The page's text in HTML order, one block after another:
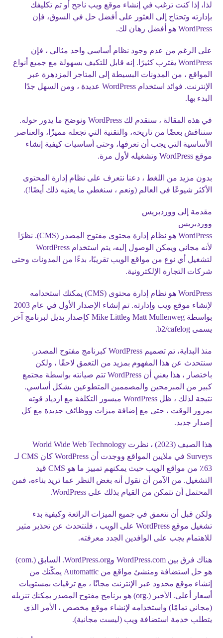
لذا، إذا كنت ترغب في إنشاء موقع ويب ناجح أو تم تكليفك
بإدارته وتحتاج إلى العثور على أفضل حل في السوق، فإن
WordPress هو أفضل رهان لك.
على الرغم من عدم وجود نظام أساسي واحد مثالي ، فإن
WordPress يقترب كثيرًا. إنه قابل للتكيف بسهولة مع جميع أنواع
المواقع ، من المدونات البسيطة إلى المتاجر المزدهرة عبر
الإنترنت. فوائد استخدام WordPress عديدة ، ومن السهل جدًا
البدء بها.
في هذه المقالة ، سنقدم لك WordPress ونوضح ما يدور حوله.
سنناقش بعضًا من تاريخه، والتقنية التي تجعله مميزًا، والعناصر
الأساسية التي يجب أن تعرفها، وحتى أساسيات كيفية إنشاء
موقع WordPress وتشغيله لأول مرة.
بدون مزيد من اللغط ، دعنا نتعرف على نظام إدارة المحتوى
الأكثر شيوعًا في العالم (ونعم ، سنغطي ما يعنيه ذلك أيضًا!).
مقدمة إلى ووردبريس
ووردبريس
WordPress هو نظام إدارة محتوى مفتوح المصدر (CMS). نظرًا
لأنه مجاني ويمكن الوصول إليه، يتم استخدام WordPress
لتشغيل أي نوع من مواقع الويب تقريبًا، بدءًا من المدونات وحتى
شركات التجارة الإلكترونية.
WordPress هو نظام إدارة محتوى (CMS) يمكنك استخدامه
لإنشاء موقع ويب وإدارته. تم إنشاء الإصدار الأول في عام 2003
بواسطة Matt Mullenweg وMike Little كإصدار بديل لبرنامج آخر
يسمى b2/cafelog.
منذ البداية، تم تصميم WordPress كبرنامج مفتوح المصدر.
سنتحدث عن هذا المفهوم بمزيد من التعمق لاحقًا ، ولكن
باختصار ، هذا يعني أن WordPress تتم صيانته بواسطة مجتمع
كبير من المبرمجين والمصممين المتطوعين بشكل أساسي.
نتيجة لذلك ، ظل WordPress ميسور التكلفة مع ازدياد قوته
بمرور الوقت ، حتى مع إضافة ميزات ووظائف جديدة مع كل
إصدار جديد.
هذا الصيف (2023) ، نظرت World Wide Web Technology
Surveys في ملايين المواقع ووجدت أن WordPress كان CMS لـ
63٪ من مواقع الويب حيث يمكنهم تمييز ما هو CMS قيد
التشغيل. من الآمن أن نقول أنه بغض النظر عما تريد بناءه، فمن
المحتمل أن تتمكن من القيام بذلك على WordPress.
ولكن قبل أن نتعمق في جميع الميزات الرائعة وكيفية بدء
تشغيل موقع WordPress على الويب ، فلنتحدث عن تحذير مثير
للاهتمام يجب على الوافدين الجدد معرفته.
هناك فرق بين WordPress.com وWordPress.org. السابق (.com)
هو حل استضافة ومنشئ مواقع من Automattic يمكّنك من
إنشاء موقع محدود عبر الإنترنت مجانًا ، مع ترقيات بمستويات
أسعار أعلى. الأخير (.org) هو برنامج مفتوح المصدر يمكنك تنزيله
(مجاني تمامًا) واستخدامه لإنشاء موقع مخصص ، الأمر الذي
يتطلب خدمة استضافة ويب (ليست مجانية).